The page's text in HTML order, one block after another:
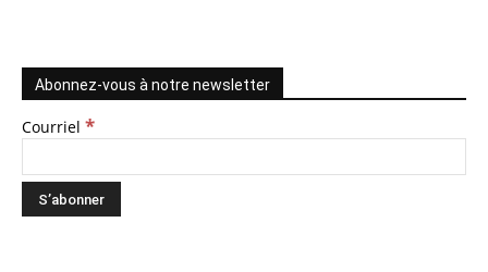
Abonnez-vous à notre newsletter
Courriel *